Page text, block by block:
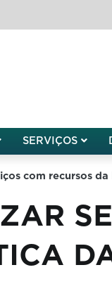
SERVIÇOS
com recursos